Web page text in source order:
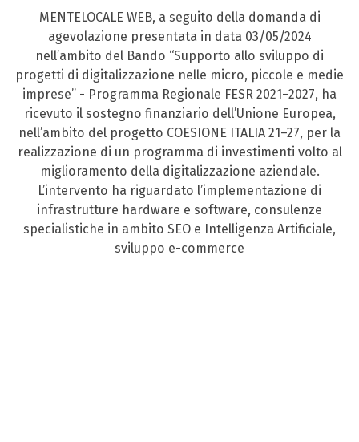
MENTELOCALE WEB, a seguito della domanda di
agevolazione presentata in data 03/05/2024
nell’ambito del Bando “Supporto allo sviluppo di
progetti di digitalizzazione nelle micro, piccole e medie
imprese” - Programma Regionale FESR 2021–2027, ha
ricevuto il sostegno finanziario dell’Unione Europea,
nell’ambito del progetto COESIONE ITALIA 21–27, per la
realizzazione di un programma di investimenti volto al
miglioramento della digitalizzazione aziendale.
L’intervento ha riguardato l’implementazione di
infrastrutture hardware e software, consulenze
specialistiche in ambito SEO e Intelligenza Artificiale,
sviluppo e-commerce